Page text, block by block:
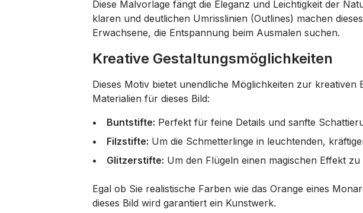
Diese Malvorlage fängt die Eleganz und Leichtigkeit der
klaren und deutlichen Umrisslinien (Outlines) machen
Erwachsene, die Entspannung beim Ausmalen suchen.
Kreative Gestaltungsmöglichkeiten
Dieses Motiv bietet unendliche Möglichkeiten zur
Materialien für dieses Bild:
Buntstifte: Perfekt für feine Details und sanfte
Filzstifte: Um die Schmetterlinge in leuchtenden,
Glitzerstifte: Um den Flügeln einen magischen Effekt zu
Egal ob Sie realistische Farben wie das Orange eines
dieses Bild wird garantiert ein Kunstwerk.